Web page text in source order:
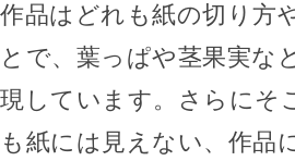
作品はどれも紙の切り方
とで、葉っぱや茎果実な
現しています。さらにそ
も紙には見えない、作品